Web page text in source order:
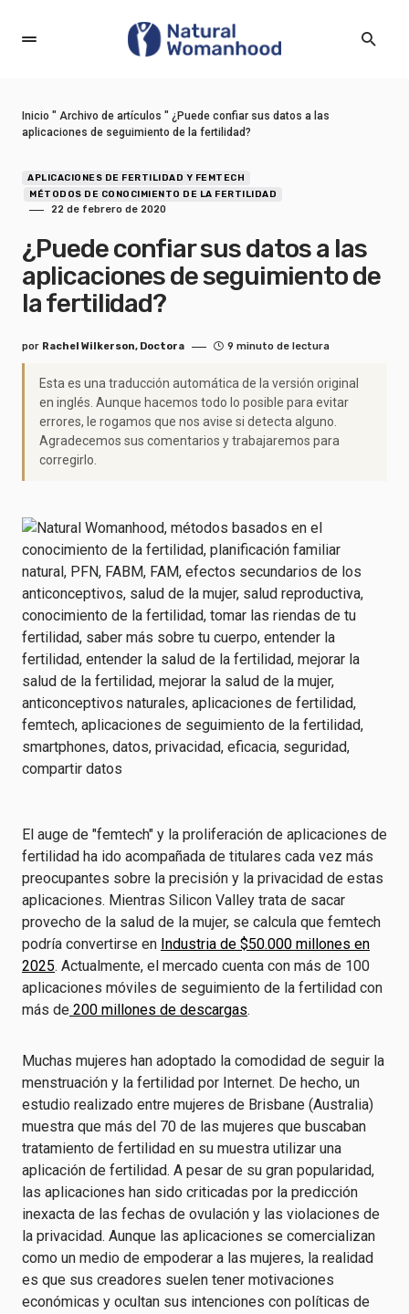
Inicio " Archivo de artículos " ¿Puede confiar sus datos a las
aplicaciones de seguimiento de la fertilidad?
APLICACIONES DE FERTILIDAD Y FEMTECH
MÉTODOS DE CONOCIMIENTO DE LA FERTILIDAD
22 de febrero de 2020
¿Puede confiar sus datos a las
aplicaciones de seguimiento de
la fertilidad?
por Rachel Wilkerson, Doctora 9 minuto de lectura
Esta es una traducción automática de la versión original
en inglés. Aunque hacemos todo lo posible para evitar
errores, le rogamos que nos avise si detecta alguno.
Agradecemos sus comentarios y trabajaremos para
corregirlo.
El auge de "femtech" y la proliferación de aplicaciones de
fertilidad ha ido acompañada de titulares cada vez más
preocupantes sobre la precisión y la privacidad de estas
aplicaciones. Mientras Silicon Valley trata de sacar
provecho de la salud de la mujer, se calcula que femtech
podría convertirse en Industria de $50.000 millones en
2025. Actualmente, el mercado cuenta con más de 100
aplicaciones móviles de seguimiento de la fertilidad con
más de 200 millones de descargas.
Muchas mujeres han adoptado la comodidad de seguir la
menstruación y la fertilidad por Internet. De hecho, un
estudio realizado entre mujeres de Brisbane (Australia)
muestra que más del 70 de las mujeres que buscaban
tratamiento de fertilidad en su muestra utilizar una
aplicación de fertilidad. A pesar de su gran popularidad,
las aplicaciones han sido criticadas por la predicción
inexacta de las fechas de ovulación y las violaciones de
la privacidad. Aunque las aplicaciones se comercializan
como un medio de empoderar a las mujeres, la realidad
es que sus creadores suelen tener motivaciones
económicas y ocultan sus intenciones con políticas de